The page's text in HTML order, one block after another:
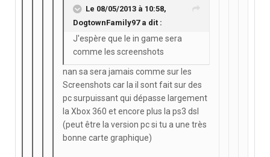
Le 08/05/2013 à 10:58,
DogtownFamily97 a dit :
J'espère que le in game sera
comme les screenshots
nan sa sera jamais comme sur les
Screenshots car la il sont fait sur des
pc surpuissant qui dépasse largement
la Xbox 360 et encore plus la ps3 dsl
(peut être la version pc si tu a une très
bonne carte graphique)